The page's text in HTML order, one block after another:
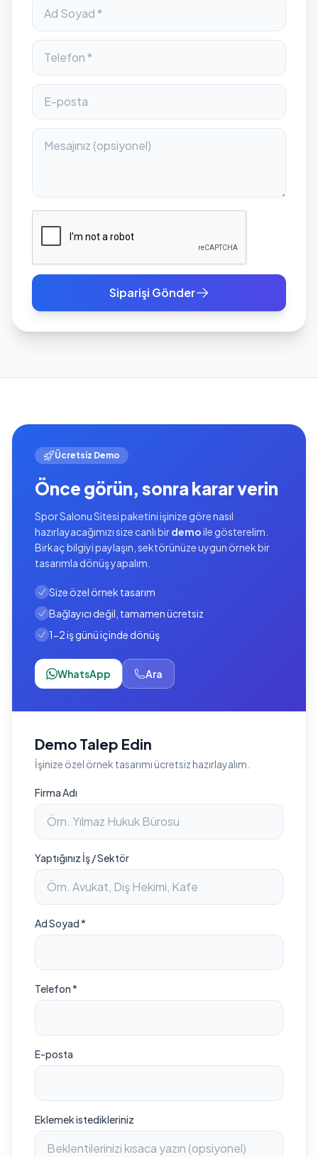
Siparişi Gönder
Ücretsiz Demo
Önce görün, sonra karar verin
Spor Salonu Sitesi paketini işinize göre nasıl
hazırlayacağımızı size canlı birdemoile gösterelim.
Birkaç bilgiyi paylaşın, sektörünüze uygun örnek bir
tasarımla dönüş yapalım.
Size özel örnek tasarım
Bağlayıcı değil, tamamen ücretsiz
1-2 iş günü içinde dönüş
WhatsApp Ara
Demo Talep Edin
İşinize özel örnek tasarımı ücretsiz hazırlayalım.
Firma Adı
Yaptığınız İş / Sektör
Ad Soyad *
Telefon *
E-posta
Eklemek istedikleriniz